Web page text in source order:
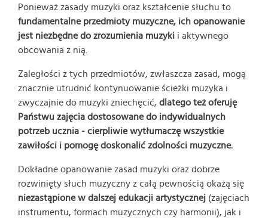
Ponieważ zasady muzyki oraz kształcenie słuchu to
fundamentalne przedmioty muzyczne, ich opanowanie
jest niezbędne do zrozumienia muzyki i aktywnego
obcowania z nią.
Zaległości z tych przedmiotów, zwłaszcza zasad, mogą
znacznie utrudnić kontynuowanie ścieżki muzyka i
zwyczajnie do muzyki zniechęcić, dlatego też oferuję
Państwu zajęcia dostosowane do indywidualnych
potrzeb ucznia - cierpliwie wytłumaczę wszystkie
zawiłości i pomogę doskonalić zdolności muzyczne.
Dokładne opanowanie zasad muzyki oraz dobrze
rozwinięty słuch muzyczny z całą pewnością okażą się
niezastąpione w dalszej edukacji artystycznej (zajęciach
instrumentu, formach muzycznych czy harmonii), jak i